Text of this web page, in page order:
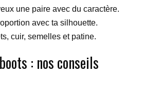
une paire avec du caractère.
avec ta silhouette.
cuir, semelles et patine.
: nos conseils